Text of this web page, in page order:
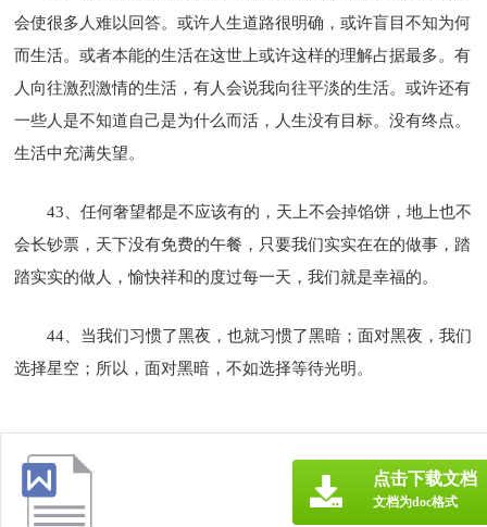
会使很多人难以回答。或许人生道路很明确，或许盲目不知为何
而生活。或者本能的生活在这世上或许这样的理解占据最多。有
人向往激烈激情的生活，有人会说我向往平淡的生活。或许还有
一些人是不知道自己是为什么而活，人生没有目标。没有终点。
生活中充满失望。
43、任何奢望都是不应该有的，天上不会掉馅饼，地上也不
会长钞票，天下没有免费的午餐，只要我们实实在在的做事，踏
踏实实的做人，愉快祥和的度过每一天，我们就是幸福的。
44、当我们习惯了黑夜，也就习惯了黑暗；面对黑夜，我们
选择星空；所以，面对黑暗，不如选择等待光明。
点击下载文档
文档为doc格式